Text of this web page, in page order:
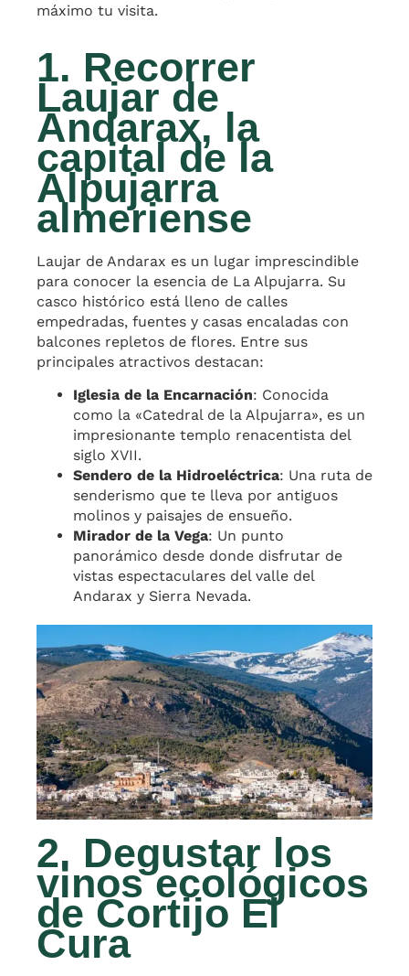
máximo tu visita.
1. Recorrer
Laujar de
Andarax, la
capital de la
Alpujarra
almeriense
Laujar de Andarax es un lugar imprescindible
para conocer la esencia de La Alpujarra. Su
casco histórico está lleno de calles
empedradas, fuentes y casas encaladas con
balcones repletos de flores. Entre sus
principales atractivos destacan:
Iglesia de la Encarnación: Conocida
como la «Catedral de la Alpujarra», es un
impresionante templo renacentista del
siglo XVII.
Sendero de la Hidroeléctrica: Una ruta de
senderismo que te lleva por antiguos
molinos y paisajes de ensueño.
Mirador de la Vega: Un punto
panorámico desde donde disfrutar de
vistas espectaculares del valle del
Andarax y Sierra Nevada.
2. Degustar los
vinos ecológicos
de Cortijo El
Cura